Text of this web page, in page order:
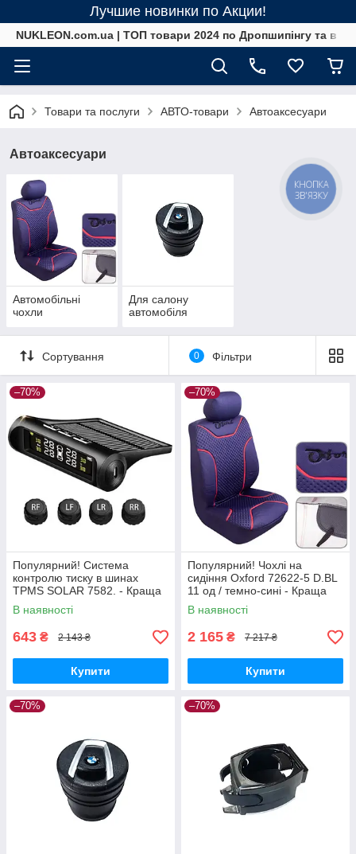
Лучшие новинки по Акции!
NUKLEON.com.ua | ТОП товари 2024 по Дропшипінгу та в
Товари та послуги АВТО-товари Автоаксесуари
Автоаксесуари
Автомобільні
чохли
Для салону
автомобіля
Сортування 0 Фільтри
–70%
Популярний! Система
контролю тиску в шинах
TPMS SOLAR 7582. - Краща
якість тільки на
Nukleon.com.ua
В наявності
643 ₴ 2 143 ₴
Купити
–70%
Популярний! Чохлі на
сидіння Oxford 72622-5 D.BL
11 од / темно-сині - Краща
якість тільки на
Nukleon.com.ua
В наявності
2 165 ₴ 7 217 ₴
Купити
–70% –70%
КНОПКА
ЗВ'ЯЗКУ